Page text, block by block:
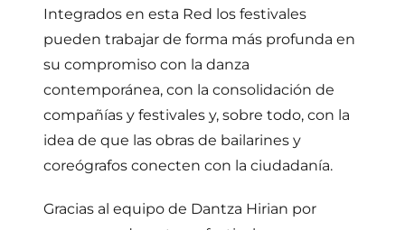
Integrados en esta Red los festivales
pueden trabajar de forma más profunda en
su compromiso con la danza
contemporánea, con la consolidación de
compañías y festivales y, sobre todo, con la
idea de que las obras de bailarines y
coreógrafos conecten con la ciudadanía.
Gracias al equipo de Dantza Hirian por